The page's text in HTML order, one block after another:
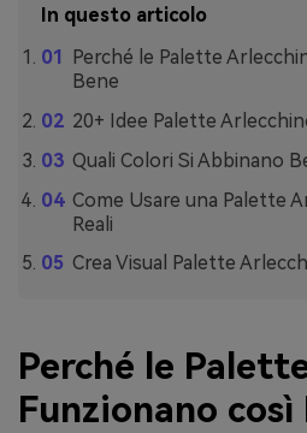
In questo articolo
Perché le Palette
Bene
20+ Idee Palette
Quali Colori Si Abbinano
Come Usare una Palette
Reali
Crea Visual Palette
Perché le
Funzionano così